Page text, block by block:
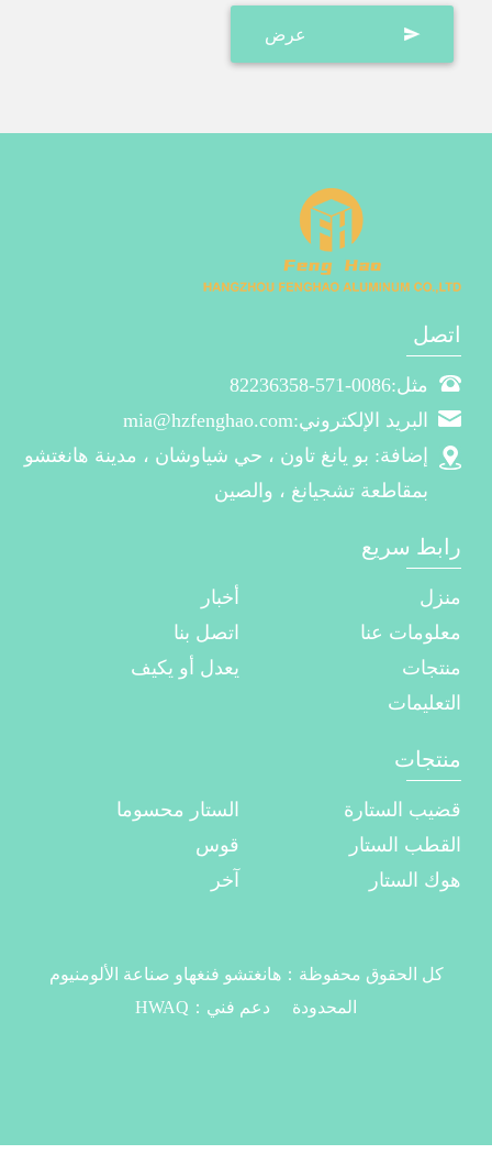
اتصل
مثل:0086-571-82236358
البريد الإلكتروني:mia@hzfenghao.com
إضافة: بو يانغ تاون ، حي شياوشان ، مدينة هانغتشو
بمقاطعة تشجيانغ ، والصين
رابط سريع
منزل
أخبار
معلومات عنا
اتصل بنا
منتجات
يعدل أو يكيف
التعليمات
منتجات
قضيب الستارة
الستار محسوما
القطب الستار
قوس
هوك الستار
آخر
كل الحقوق محفوظة：هانغتشو فنغهاو صناعة الألومنيوم
المحدودة دعم فني： HWAQ